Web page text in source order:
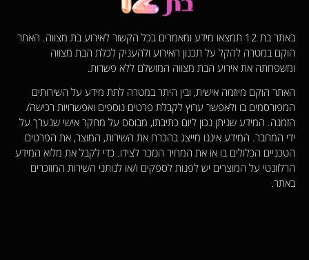
באתר בת 12 תמצאו מידע ומאמרים בכל הקשור לאירוע בת מצווה. האתר
הוקם במטרה להקל על תכנון האירוע ולהעניק לכלת הבת מצווה
ומשפחתה את אירוע הבת מצווה המושלם ללא פשרות.
האתר הוקם מיוזמה אישית, ובין היתר במטרה לתת מידע על השירותים
המפורסמים בו ולאפשר ערוץ לקבלת פרטים נוספים ואפשרויות רכישה/
הזמנה. המידע שניתן נכון ליום כתיבתו, מבוסס על מחקר אישי שנערך על
ידי המחבר. המידע איננו מייצג בהכרח את השירות, המוצר, את הפרטים
הטכניים הכלולים בו או את המחיר הנזכר לצידו. כדי לקבל את מלוא המידע
הרלוונטי על המוצרים יש לפנות לספקים ו/או לנותני השירות המוזכרים
באתר.